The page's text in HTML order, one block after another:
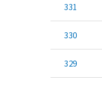
331
330
329